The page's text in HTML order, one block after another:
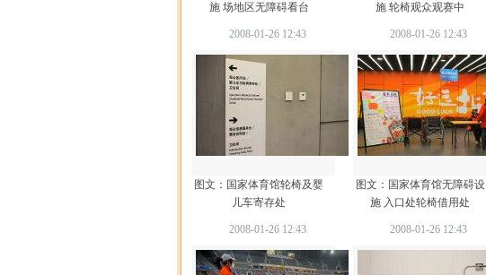
施 场地区无障碍看台
2008-01-26 12:43
施 轮椅观众观赛中
2008-01-26 12:43
图文：国家体育馆轮椅及婴
儿车寄存处
2008-01-26 12:43
图文：国家体育馆无障碍设
施 入口处轮椅借用处
2008-01-26 12:43